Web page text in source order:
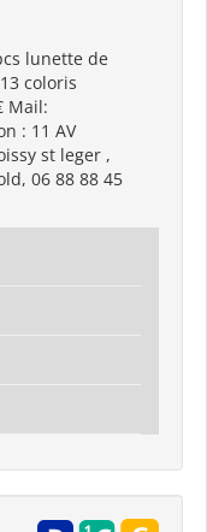
lunette de
coloris
Mail:
: 11 AV
st leger ,
06 88 88 45